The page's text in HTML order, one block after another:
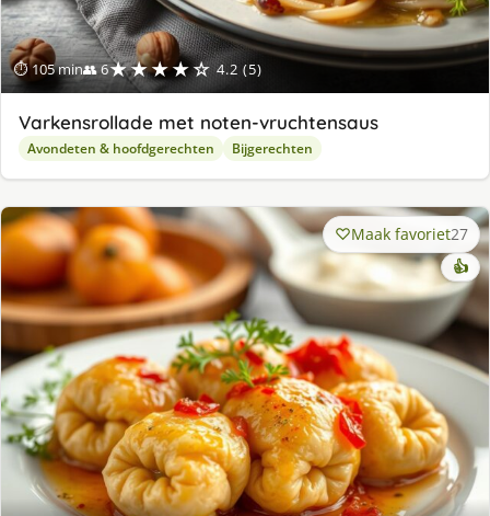
⏱ 105 min👥 6★★★★☆ 4.2 (5)
Varkensrollade met noten-vruchtensaus
Avondeten & hoofdgerechten Bijgerechten
Maak favoriet27
👍